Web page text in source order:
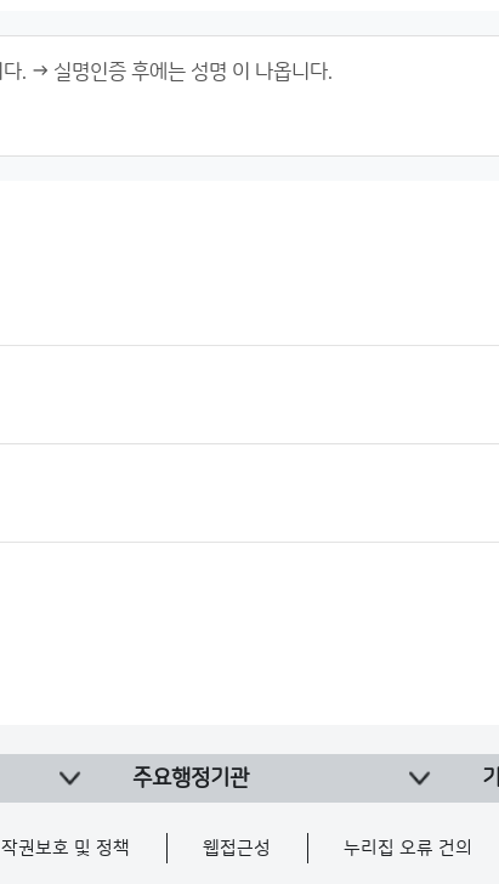
주요행정기관
권보호 및 정책 웹접근성 누리집 오류 건의